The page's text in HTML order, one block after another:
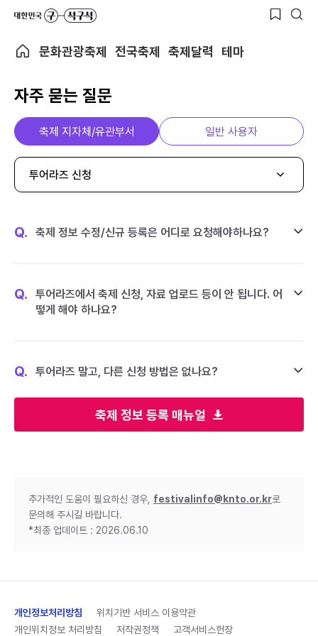
문화관광축제 전국축제 축제달력 테마
자주 묻는 질문
축제 정보 등록 매뉴얼
축제 지자체/유관부서 일반 사용자
투어라즈 신청
Q. 축제 정보 수정/신규 등록은 어디로 요청해야하나요?
Q.
투어라즈에서 축제 신청, 자료 업로드 등이 안 됩니다. 어
떻게 해야 하나요?
Q. 투어라즈 말고, 다른 신청 방법은 없나요?
추가적인 도움이 필요하신 경우, festivalinfo@knto.or.kr로
문의해 주시길 바랍니다.
*최종 업데이트 : 2026.06.10
개인정보처리방침
위치기반 서비스 이용약관
개인위치정보 처리방침
저작권정책 고객서비스헌장